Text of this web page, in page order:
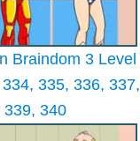
Braindom 3 Level
335, 336, 337,
339, 340